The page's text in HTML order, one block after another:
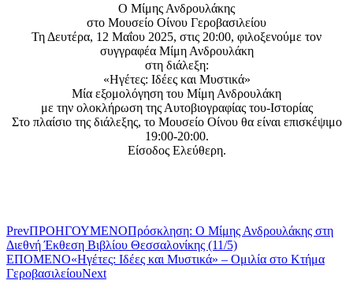
Ο Μίμης Ανδρουλάκης
στο Μουσείο Οίνου Γεροβασιλείου
Τη Δευτέρα, 12 Μαΐου 2025, στις 20:00, φιλοξενούμε τον
συγγραφέα Μίμη Ανδρουλάκη
στη διάλεξη:
«Ηγέτες: Ιδέες και Μυστικά»
Μία εξομολόγηση του Μίμη Ανδρουλάκη
με την ολοκλήρωση της Αυτοβιογραφίας του-Ιστορίας
Στο πλαίσιο της διάλεξης, το Μουσείο Οίνου θα είναι επισκέψιμο
19:00-20:00.
Είσοδος Ελεύθερη.
PrevΠΡΟΗΓΟΥΜΕΝΟΠρόσκληση: Ο Μίμης Ανδρουλάκης στη
Διεθνή Έκθεση Βιβλίου Θεσσαλονίκης (11/5)
ΕΠΟΜΕΝΟ«Ηγέτες: Ιδέες και Μυστικά» – Ομιλία στο Κτήμα
ΓεροβασιλείουNext